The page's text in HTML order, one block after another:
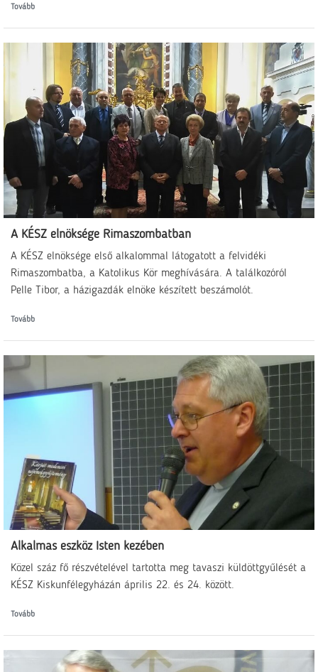
Tovább
A KÉSZ elnöksége Rimaszombatban
A KÉSZ elnöksége első alkalommal látogatott a felvidéki
Rimaszombatba, a Katolikus Kör meghívására. A találkozóról
Pelle Tibor, a házigazdák elnöke készített beszámolót.
Tovább
Alkalmas eszköz Isten kezében
Közel száz fő részvételével tartotta meg tavaszi küldöttgyűlését a
KÉSZ Kiskunfélegyházán április 22. és 24. között.
Tovább